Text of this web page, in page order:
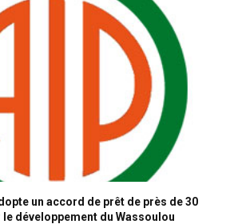
un accord de prêt de près de 30
développement du Wassoulou